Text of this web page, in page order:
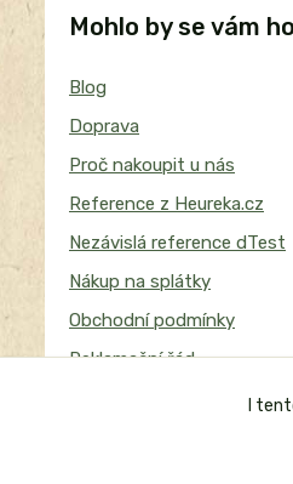
Mohlo by se vám
Blog
Doprava
Proč nakoupit u nás
Reference z Heureka.cz
Nezávislá reference dTest
Nákup na splátky
Obchodní podmínky
Reklamační řád
I